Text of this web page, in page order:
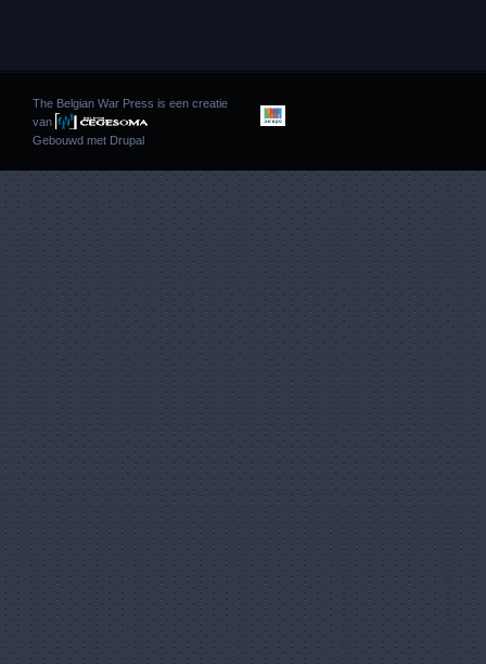
The Belgian War Press is een creatie
van
Gebouwd met Drupal